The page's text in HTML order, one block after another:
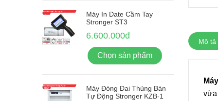
Mô tả
vừa
Máy In Date Cầm Tay
Stronger ST3
6.600.000đ
Chọn sản phẩm
Máy Đóng Đai Thùng Bán
Tự Động Stronger KZB-1